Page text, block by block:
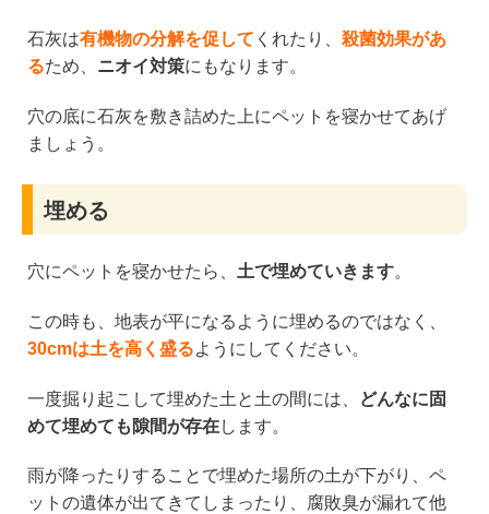
石灰は有機物の分解を促して くれたり、 殺菌効果があ
るため、 ニオイ対策にもなります。
穴の底に石灰を敷き詰めた上にペットを寝かせてあげ
ましょう。
埋める
穴にペットを寝かせたら、 土で埋めていきます。
この時も、地表が平になるように埋めるのではなく、
30cmは土を高く盛るようにしてください。
一度掘り起こして埋めた土と土の間には、
どんなに固
めて埋めても隙間が存在します。
雨が降ったりすることで埋めた場所の土が下がり、ペ
ットの遺体が出てきてしまったり、腐敗臭が漏れて他